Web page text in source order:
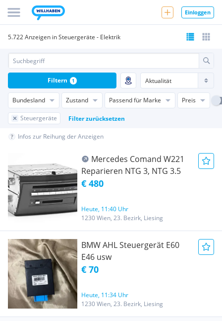
Einloggen
5.722 Anzeigen in Steuergeräte - Elektrik
Bundesland Zustand Passend für Marke Preis
Steuergeräte Filter zurücksetzen
Filtern 1
Infos zur Reihung der Anzeigen
Mercedes Comand W221
Reparieren NTG 3, NTG 3.5
€ 480
Heute, 11:40 Uhr
1230 Wien, 23. Bezirk, Liesing
BMW AHL Steuergerät E60
E46 usw
€ 70
Heute, 11:34 Uhr
1230 Wien, 23. Bezirk, Liesing